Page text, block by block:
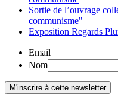
Sortie de l’ouvrage
communisme"
Exposition Regards
Email
Nom